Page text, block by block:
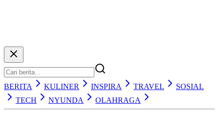
BERITA KULINER INSPIRA TRAVEL
SOSIAL
TECH
NYUNDA OLAHRAGA